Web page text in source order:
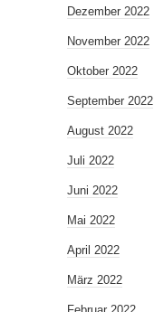
Dezember 2022
November 2022
Oktober 2022
September 2022
August 2022
Juli 2022
Juni 2022
Mai 2022
April 2022
März 2022